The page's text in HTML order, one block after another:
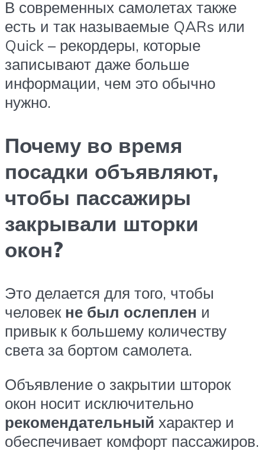
В современных самолетах также
есть и так называемые QARs или
Quick – рекордеры, которые
записывают даже больше
информации, чем это обычно
нужно.
Почему во время
посадки объявляют,
чтобы пассажиры
закрывали шторки
окон?
Это делается для того, чтобы
человек не был ослеплен и
привык к большему количеству
света за бортом самолета.
Объявление о закрытии шторок
окон носит исключительно
рекомендательный характер и
обеспечивает комфорт пассажиров.